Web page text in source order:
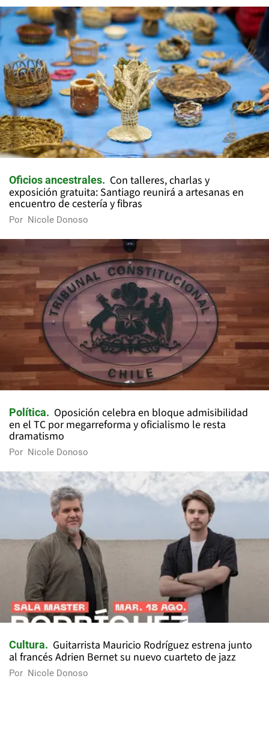
Oficios ancestrales
Con talleres, charlas y
exposición gratuita: Santiago reunirá a artesanas en
encuentro de cestería y fibras
Por Nicole Donoso
Política
Oposición celebra en bloque admisibilidad
en el TC por megarreforma y oficialismo le resta
dramatismo
Por Nicole Donoso
Cultura
Guitarrista Mauricio Rodríguez estrena junto
al francés Adrien Bernet su nuevo cuarteto de jazz
Por Nicole Donoso